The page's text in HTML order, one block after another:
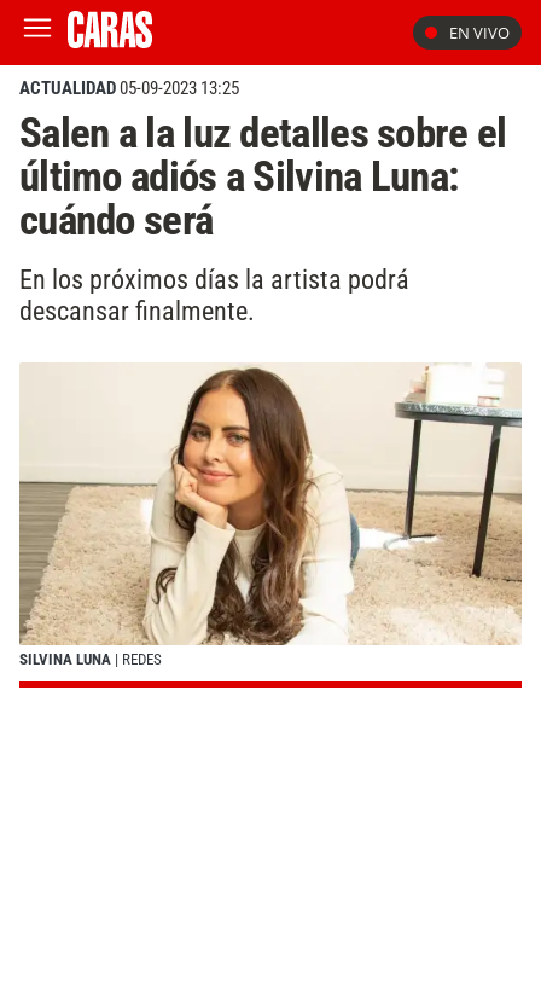
EN VIVO
ACTUALIDAD05-09-2023 13:25
Salen a la luz detalles sobre el
último adiós a Silvina Luna:
cuándo será
En los próximos días la artista podrá
descansar finalmente.
SILVINA LUNA | REDES